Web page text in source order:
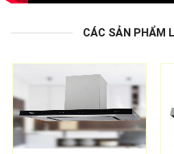
CÁC SẢN PHẨM